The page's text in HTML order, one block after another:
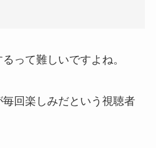
って難しいですよね。
回楽しみだという視聴者